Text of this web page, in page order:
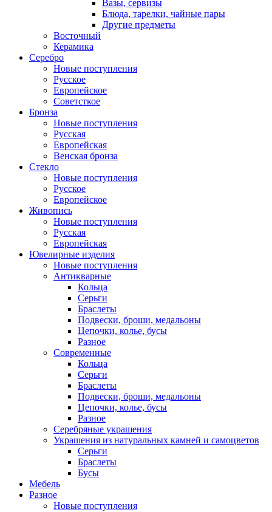
Вазы, сервизы
Блюда, тарелки, чайные пары
Другие предметы
Восточный
Керамика
Серебро
Новые поступления
Русское
Европейское
Советсткое
Бронза
Новые поступления
Русская
Европейская
Венская бронза
Стекло
Новые поступления
Русское
Европейское
Живопись
Новые поступления
Русская
Европейская
Ювелирные изделия
Новые поступления
Антикварные
Кольца
Серьги
Браслеты
Подвески, броши, медальоны
Цепочки, колье, бусы
Разное
Современные
Кольца
Серьги
Браслеты
Подвески, броши, медальоны
Цепочки, колье, бусы
Разное
Серебряные украшения
Украшения из натуральных камней и самоцветов
Серьги
Браслеты
Бусы
Мебель
Разное
Новые поступления